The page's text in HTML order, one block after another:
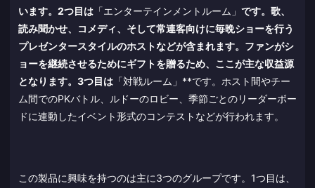
います。2つ目は 「エンターテインメントルーム」 です。歌、
読み聞かせ、コメディ、そして常連客向けに毎晩ショーを行う
プレゼンタースタイルのホストなどが含まれます。ファンがシ
ョーを継続させるためにギフトを贈るため、ここが主な収益源
となります。3つ目は 「対戦ルーム」**です。ホスト間やチー
ム間でのPKバトル、ルドーのロビー、季節ごとのリーダーボー
ドに連動したイベント形式のコンテストなどが行われます。
この製品に興味を持つのは主に3つのグループです。1つ目は、